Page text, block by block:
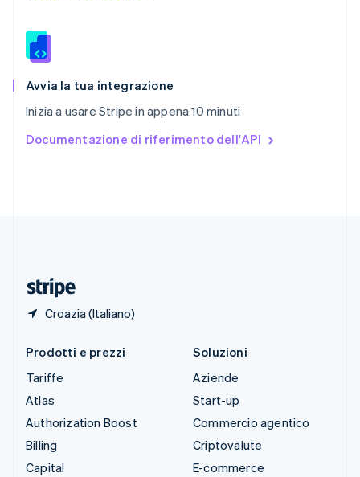
Avvia la tua integrazione
Inizia a usare Stripe in appena 10 minuti
Documentazione di riferimento dell'API
Croazia (Italiano)
Slovacchia
Slovenia
English Italiano
EspañolEnglish
English Español 简体中文
Prodotti e prezzi
Tariffe
Atlas
Authorization Boost
Billing
Capital
Soluzioni
Aziende
Start-up
Commercio agentico
Criptovalute
E-commerce